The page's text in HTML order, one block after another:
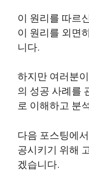
이 원리를 따르
이 원리를 외면
니다.
하지만 여러분
의 성공 사례를
로 이해하고 분
다음 포스팅에
공시키기 위해
겠습니다.